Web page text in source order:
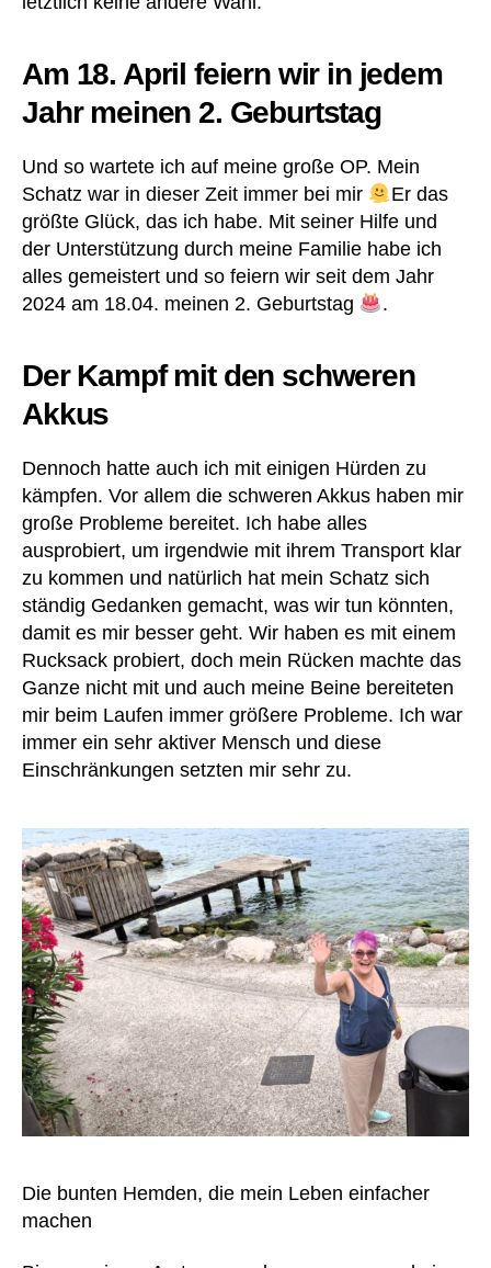
Am 18. April feiern wir in jedem
Jahr meinen 2. Geburtstag
Und so wartete ich auf meine große OP. Mein
Schatz war in dieser Zeit immer bei mir
Er das
größte Glück, das ich habe. Mit seiner Hilfe und
der Unterstützung durch meine Familie habe ich
alles gemeistert und so feiern wir seit dem Jahr
2024 am 18.04. meinen 2. Geburtstag
.
Der Kampf mit den schweren
Akkus
Dennoch hatte auch ich mit einigen Hürden zu
kämpfen. Vor allem die schweren Akkus haben mir
große Probleme bereitet. Ich habe alles
ausprobiert, um irgendwie mit ihrem Transport klar
zu kommen und natürlich hat mein Schatz sich
ständig Gedanken gemacht, was wir tun könnten,
damit es mir besser geht. Wir haben es mit einem
Rucksack probiert, doch mein Rücken machte das
Ganze nicht mit und auch meine Beine bereiteten
mir beim Laufen immer größere Probleme. Ich war
immer ein sehr aktiver Mensch und diese
Einschränkungen setzten mir sehr zu.
Die bunten Hemden, die mein Leben einfacher
machen
A
b
b
ot
t,
A
k
k
u
s
V
A